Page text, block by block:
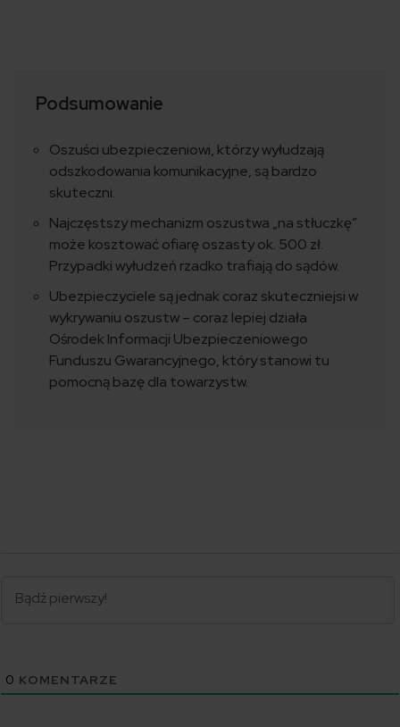
Podsumowanie
Oszuści ubezpieczeniowi, którzy wyłudzają
odszkodowania komunikacyjne, są bardzo
skuteczni.
Najczęstszy mechanizm oszustwa „na stłuczkę”
może kosztować ofiarę oszasty ok. 500 zł.
Przypadki wyłudzeń rzadko trafiają do sądów.
Ubezpieczyciele są jednak coraz skuteczniejsi w
wykrywaniu oszustw – coraz lepiej działa
Ośrodek Informacji Ubezpieczeniowego
Funduszu Gwarancyjnego, który stanowi tu
pomocną bazę dla towarzystw.
0 KOMENTARZE